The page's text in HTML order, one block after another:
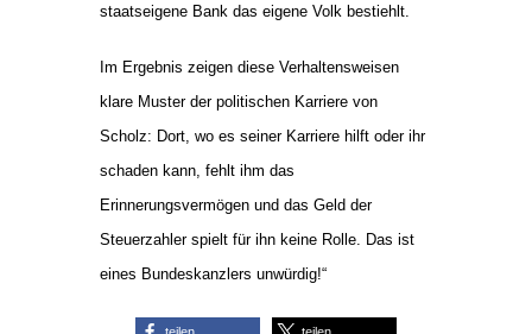
staatseigene Bank das eigene Volk bestiehlt.
Im Ergebnis zeigen diese Verhaltensweisen
klare Muster der politischen Karriere von
Scholz: Dort, wo es seiner Karriere hilft oder ihr
schaden kann, fehlt ihm das
Erinnerungsvermögen und das Geld der
Steuerzahler spielt für ihn keine Rolle. Das ist
eines Bundeskanzlers unwürdig!“
teilen teilen